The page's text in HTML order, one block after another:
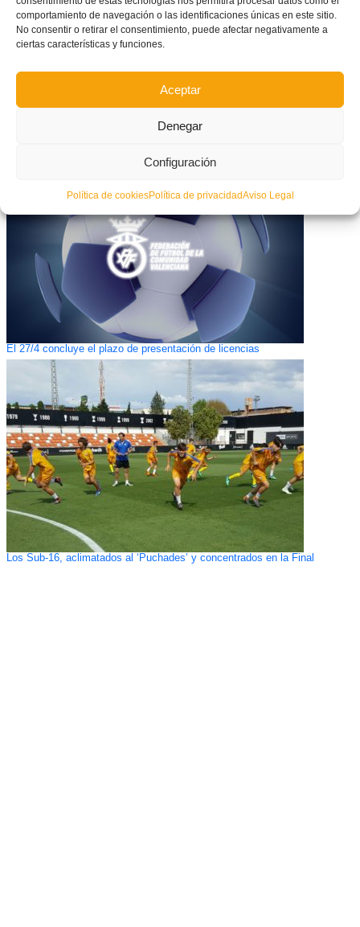
comportamiento de navegación o las identificaciones únicas en este sitio.
No consentir o retirar el consentimiento, puede afectar negativamente a
ciertas características y funciones.
Aceptar
Denegar
Configuración
Política de cookiesPolítica de privacidadAviso Legal
El Levante ya vela armas para el asalto a la Copa de España de Fútbol
El 27/4 concluye el plazo de presentación de licencias
Los Sub-16, aclimatados al ‘Puchades’ y concentrados en la Final